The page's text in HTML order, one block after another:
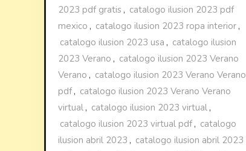
2023 pdf gratis , catalogo ilusion 2023 pdf
mexico , catalogo ilusion 2023 ropa interior ,
catalogo ilusion 2023 usa , catalogo ilusion
2023 Verano , catalogo ilusion 2023 Verano
Verano , catalogo ilusion 2023 Verano Verano
pdf, catalogo ilusion 2023 Verano Verano
virtual , catalogo ilusion 2023 virtual ,
catalogo ilusion 2023 virtual pdf, catalogo
ilusion abril 2023 , catalogo ilusion abril 2023